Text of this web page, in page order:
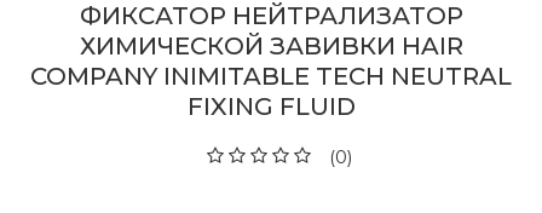
ФИКСАТОР НЕЙТРАЛИЗАТОР
ХИМИЧЕСКОЙ ЗАВИВКИ HAIR
COMPANY INIMITABLE TECH NEUTRAL
FIXING FLUID
(0)